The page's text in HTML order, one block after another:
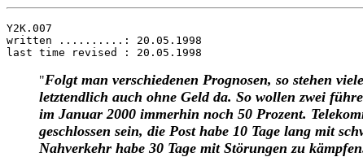
Y2K.007
written ..........: 20.05.1998
"Folgt man verschiedenen Prognosen, so stehen
letztendlich auch ohne Geld da. So wollen zwei
im Januar 2000 immerhin noch 50 Prozent.
geschlossen sein, die Post habe 10 Tage lang mit
Nahverkehr habe 30 Tage mit Störungen zu